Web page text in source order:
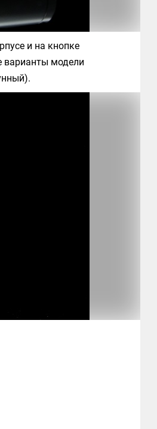
и на кнопке
варианты модели